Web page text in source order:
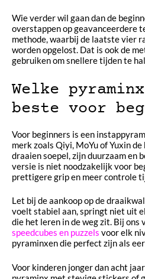
Wie verder wil gaan dan de
overstappen op geavanceerdere
methode, waarbij de laatste vier
worden opgelost. Dat is ook de
gebruiken om snellere tijden te
Welke
beste voor
Voor beginners is een
merk zoals Qiyi, MoYu of Yuxin
draaien soepel, zijn duurzaam en
versie is niet noodzakelijk voor
prettigere grip en meer controle
Let bij de aankoop op de
voelt stabiel aan, springt niet uit
die het leren in de weg zit. Bij ons
speedcubes en puzzels voor elk
pyraminxen die perfect zijn als
Voor kinderen jonger dan acht